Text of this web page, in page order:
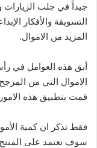
جيداً في جلب الزيارات
التسويقة والأفكار
المزيد من الاموال.
أبق هذه العوامل في
الاموال التي من
قمت بتطبيق هذه
فقط تذكر ان كمية
سوف تعتمد على المنتج